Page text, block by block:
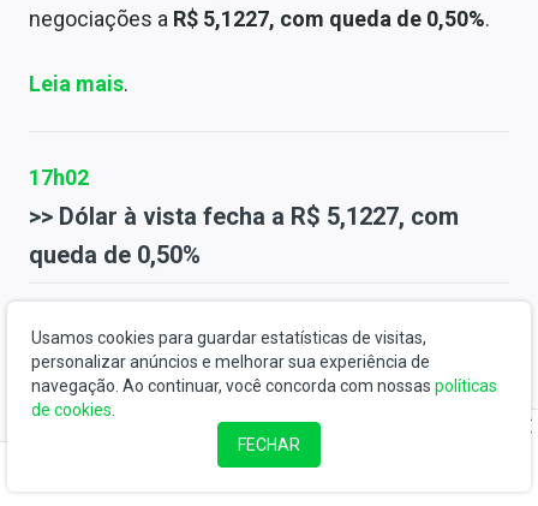
negociações a R$ 5,1227, com queda de 0,50%.
Leia mais.
17h02
>> Dólar à vista fecha a R$ 5,1227, com
queda de 0,50%
16h50
Supremo valida regras que destinam 30%
dos fundos eleitorais para candidaturas de
pessoas pretas e pardas
Usamos cookies para guardar estatísticas de visitas,
personalizar anúncios e melhorar sua experiência de
navegação. Ao continuar, você concorda com nossas políticas
de cookies
FECHAR